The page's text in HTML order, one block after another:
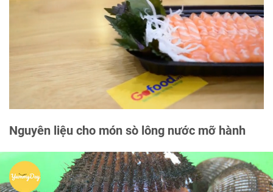
Nguyên liệu cho món sò lông nước mỡ hành